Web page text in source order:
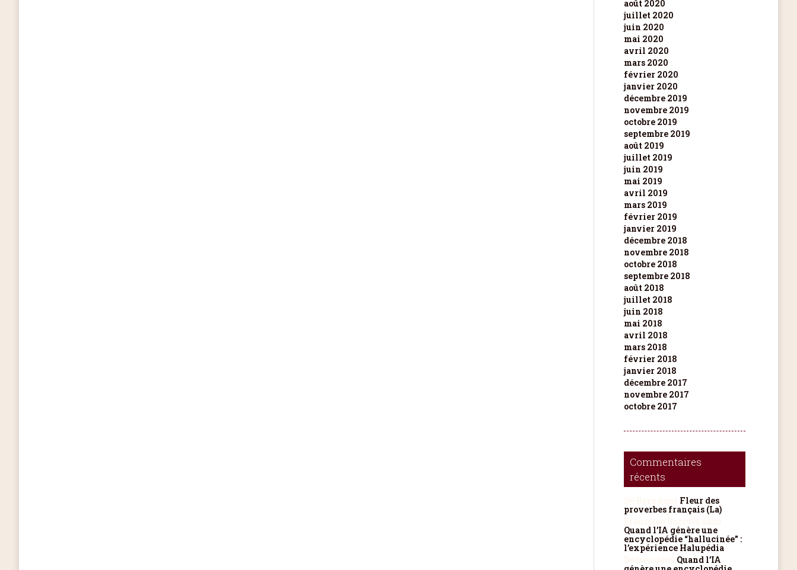
août 2020
juillet 2020
juin 2020
mai 2020
avril 2020
mars 2020
février 2020
janvier 2020
décembre 2019
novembre 2019
octobre 2019
septembre 2019
août 2019
juillet 2019
juin 2019
mai 2019
avril 2019
mars 2019
février 2019
janvier 2019
décembre 2018
novembre 2018
octobre 2018
septembre 2018
août 2018
juillet 2018
juin 2018
mai 2018
avril 2018
mars 2018
février 2018
janvier 2018
décembre 2017
novembre 2017
octobre 2017
Commentaires
récents
Fleur des
proverbes français (La)
Quand l’IA génère une
encyclopédie “hallucinée” :
l’expérience Halupédia
Quand l’IA